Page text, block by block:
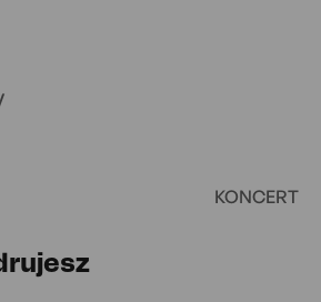
KONCERT
12.09 14:00